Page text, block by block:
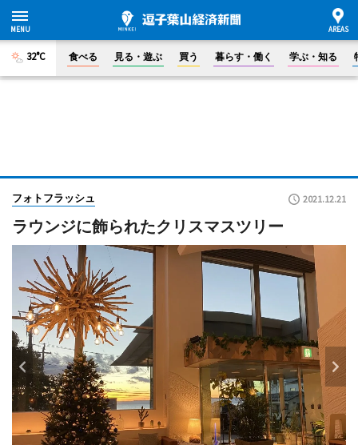
32°C 食べる 見る・遊ぶ 買う 暮らす・働く 学ぶ・知る
フォトフラッシュ 2021.12.21
ラウンジに飾られたクリスマスツリー